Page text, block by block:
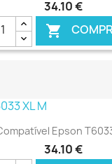
34,10 €

Epson
34,10 €